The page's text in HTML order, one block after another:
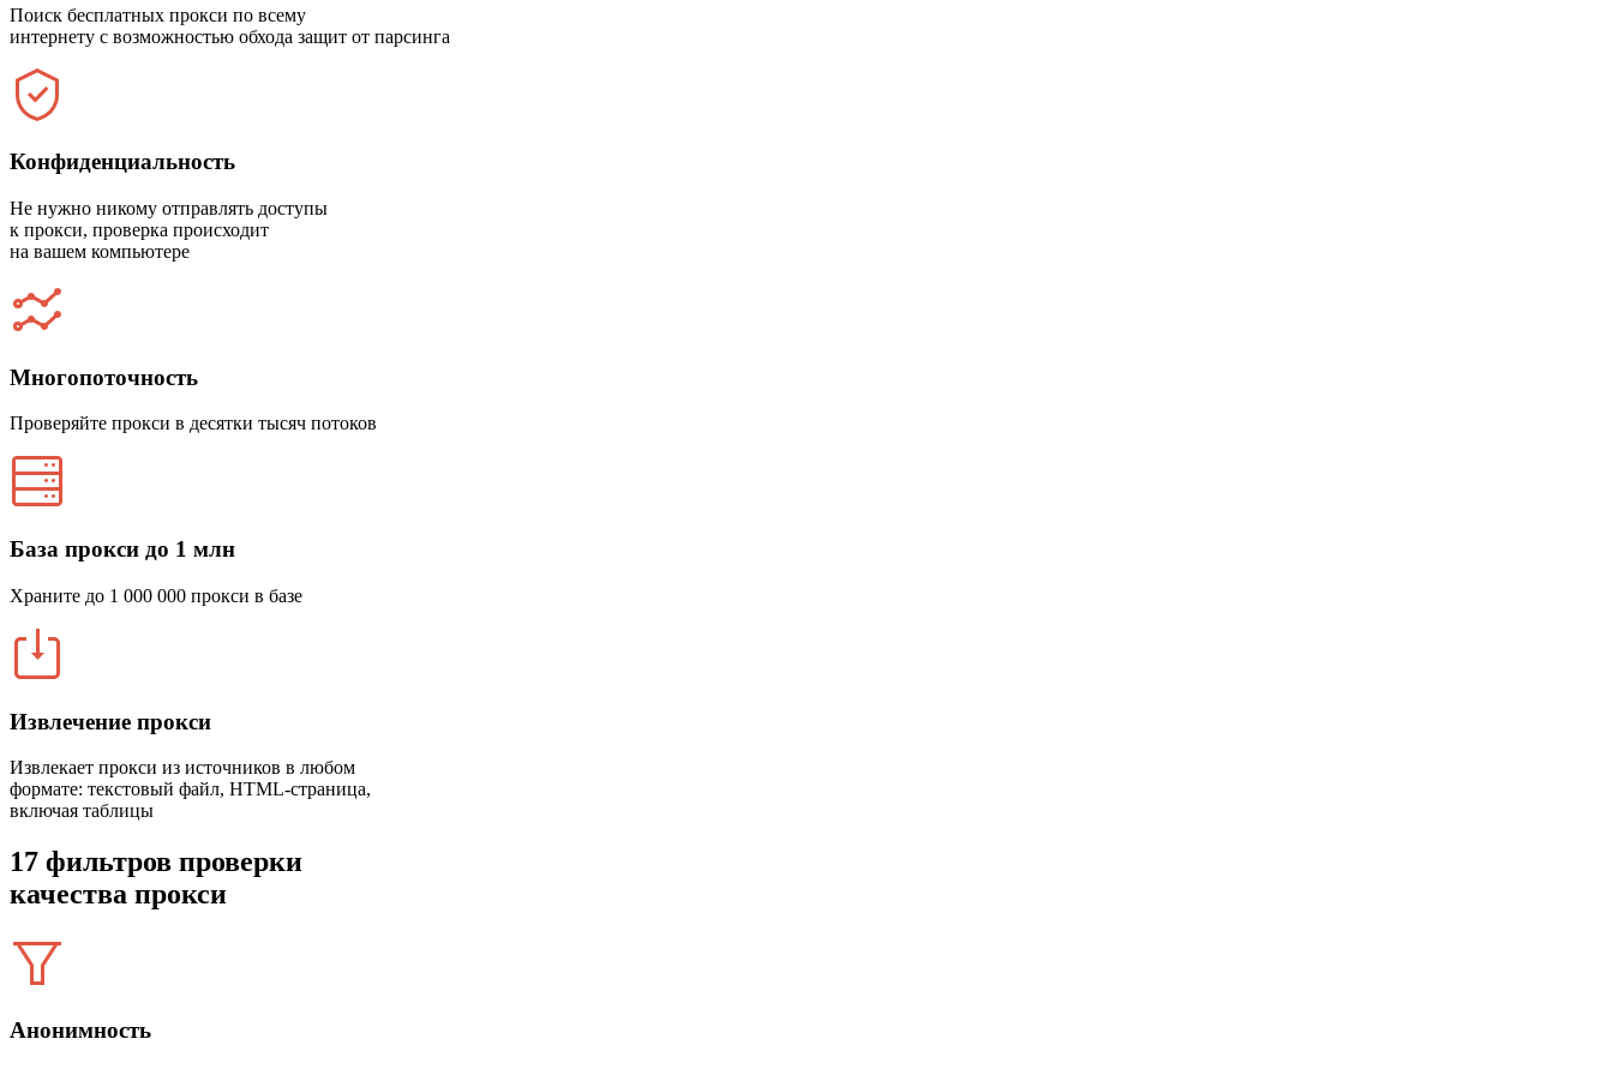
Поиск бесплатных прокси по всему
интернету с возможностью обхода защит от парсинга
Конфиденциальность
Не нужно никому отправлять доступы
к прокси, проверка происходит
на вашем компьютере
Многопоточность
Проверяйте прокси в десятки тысяч потоков
База прокси до 1 млн
Храните до 1 000 000 прокси в базе
Извлечение прокси
Извлекает прокси из источников в любом
формате: текстовый файл, HTML-страница,
включая таблицы
17 фильтров проверки
качества прокси
Анонимность